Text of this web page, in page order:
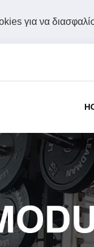
για να